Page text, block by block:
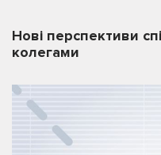
Нові перспективи
колегами